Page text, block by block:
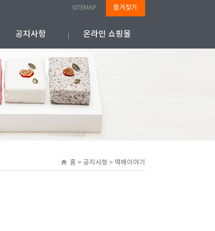
SITEMAP 즐겨찾기
공지사항 온라인 쇼핑몰
홈 > 공지사항 > 떡메이야기